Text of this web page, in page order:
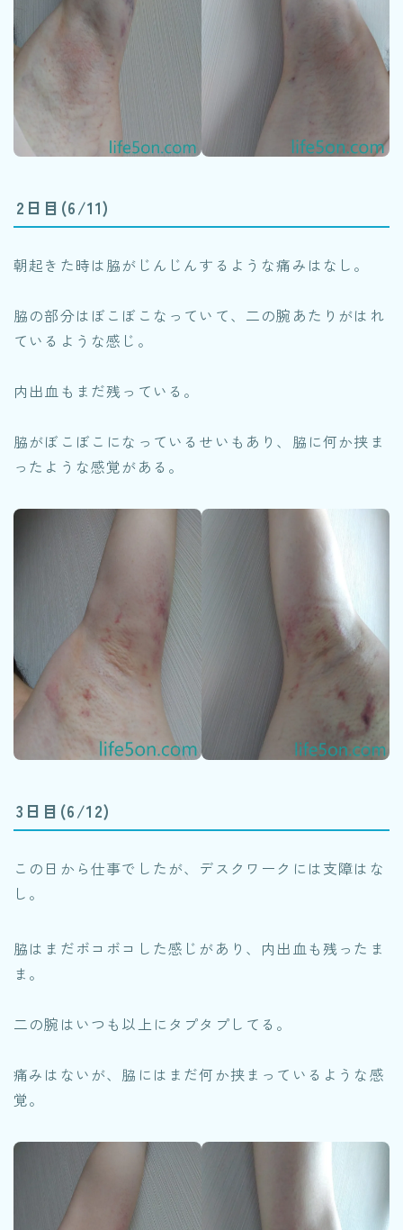
2日目(6/11)
朝起きた時は脇がじんじんするような痛みはなし。
脇の部分はぼこぼこなっていて、二の腕あたりがはれ
ているような感じ。
内出血もまだ残っている。
脇がぼこぼこになっているせいもあり、脇に何か挟ま
ったような感覚がある。
3日目(6/12)
この日から仕事でしたが、デスクワークには支障はな
し。
脇はまだボコボコした感じがあり、内出血も残ったま
ま。
二の腕はいつも以上にタプタプしてる。
痛みはないが、脇にはまだ何か挟まっているような感
覚。